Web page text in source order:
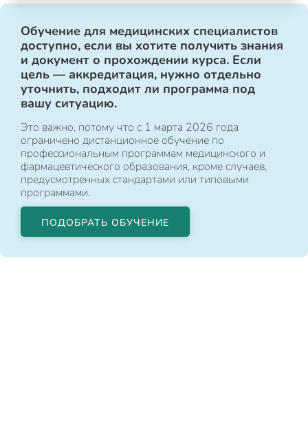
Обучение для медицинских специалистов
доступно, если вы хотите получить знания
и документ о прохождении курса. Если
цель — аккредитация, нужно отдельно
уточнить, подходит ли программа под
вашу ситуацию.
Это важно, потому что с 1 марта 2026 года
ограничено дистанционное обучение по
профессиональным программам медицинского и
фармацевтического образования, кроме случаев,
предусмотренных стандартами или типовыми
программами.
ПОДОБРАТЬ ОБУЧЕНИЕ